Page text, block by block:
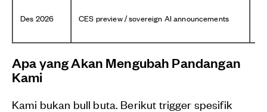
Des 2026 CES preview / sovereign AI announcements
Apa yang Akan Mengubah Pandangan
Kami
Kami bukan bull buta. Berikut trigger spesifik